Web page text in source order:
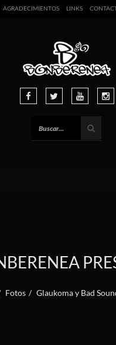
AGRADECIMIENTOS LINKS
Fotos Glaukoma y Bad